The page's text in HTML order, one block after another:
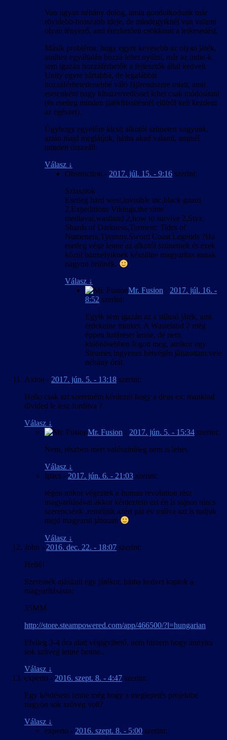
Van ugyan néhány dolog, amin gondolkodunk már
rövidebb-hosszabb ideje, de mindegyiknél van valami
olyan tényező, ami érezhetően csökkenti a lelkesedést.
Másik probléma, hogy egyre kevesebb az olyan játék,
amihez egyáltalán hozzá lehet nyúlni, már az indie-k
sem igazán hozzáférhetők a fejlesztők által kedvelt
Unity egyre zártabbá, de legalábbis
hozzáférhetetlenebbé váló fájlrendszere miatt, amit
esetenként nagy kínszenvedéssel lehet csak módosítani
(és esetleg minden játékfrissítésnél elölről kell kezdeni
az egészet).
Úgyhogy egyelőre kicsit alkotói szüneten vagyunk,
aztán majd meglátjuk, hátha akad valami, aminél
minden összeáll.
Válasz ↓
Obstruction - 2017. júl. 15. - 9:16 szerint:
Sziasztok
Esetleg hard west,invisible inc,black guard
2,Expeditions Vikings,the sims
mediaval,wastland 2,how to survive 2,Styx:
Shards of Darkness,Torment: Tides of
Numenera,Tyranny,Sword Coast Legends ?Ha
esetleg vége lenne az alkotói szünetnek és ezek
közül bármelyiknek készülne magyaritas annak
nagyon örülnék.
Válasz ↓
Mr. Fusion - 2017. júl. 16. -
8:52 szerint:
Egyik sem igazán az a stílusú játék, ami
érdekelne minket. A Wasteland 2 még
éppen határeset lenne, de nem
különösebben fogott meg, amikor egy
Steames ingyenes hétvégén játszottam vele
néhány órát.
Axton - 2017. jún. 5. - 13:18 szerint:
Hello csak azt szeretném kérdezni hogy a deus ex: mankind
divided le lesz fordítva ?
Válasz ↓
Mr. Fusion - 2017. jún. 5. - 15:34 szerint:
Nem, részben mert valószínűleg nem is lehet.
Válasz ↓
Ipacs - 2017. jún. 6. - 21:03 szerint:
régen mikor végeztek a human revolution rész
magyarításával akkor kérdeztem ezt én is sajnos nincs
szerencsénk ,reméljük azért pár év múlva azt is tudjuk
majd magyarul játszani
Válasz ↓
John - 2016. dec. 22. - 18:07 szerint:
Helló!
Szeretnék ajánlani egy játékot, hátha kedvet kaptok a
magyarításásra:
35MM
http://store.steampowered.com/app/466500/?l=hungarian
Elvileg 3-4 óra alatt végigvihető, nem hiszem hogy annyira
sok szöveg lenne benne..
Válasz ↓
experto - 2016. szept. 8. - 4:47 szerint:
Egy kérdésem lenne még hogy a meglepetés projektbe
nagyon sok szöveg volt?
Válasz ↓
experto - 2016. szept. 8. - 5:00 szerint: